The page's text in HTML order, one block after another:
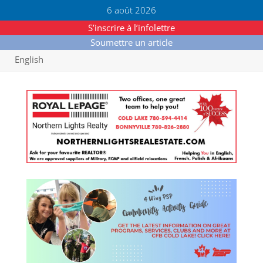
6 août 2026
S’inscrire à l’infolettre
Soumettre un article
English